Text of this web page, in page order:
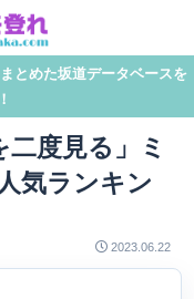
とめた坂道データベースを
度見る」ミ
気ランキン
2023.06.22